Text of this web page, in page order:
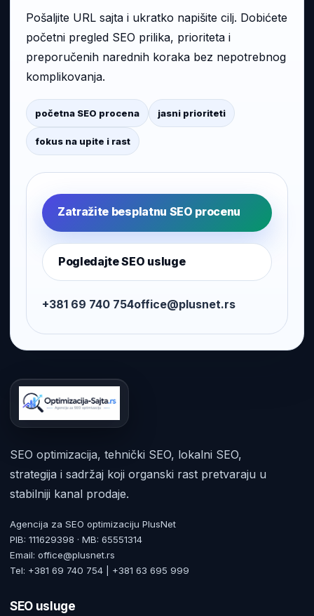
Pošaljite URL sajta i ukratko napišite cilj. Dobićete
početni pregled SEO prilika, prioriteta i
preporučenih narednih koraka bez nepotrebnog
komplikovanja.
početna SEO procena jasni prioriteti
fokus na upite i rast
Zatražite besplatnu SEO procenu
Pogledajte SEO usluge
+381 69 740 754office@plusnet.rs
SEO optimizacija, tehnički SEO, lokalni SEO,
strategija i sadržaj koji organski rast pretvaraju u
stabilniji kanal prodaje.
Agencija za SEO optimizaciju PlusNet
PIB: 111629398 · MB: 65551314
Email: office@plusnet.rs
Tel: +381 69 740 754 | +381 63 695 999
SEO usluge